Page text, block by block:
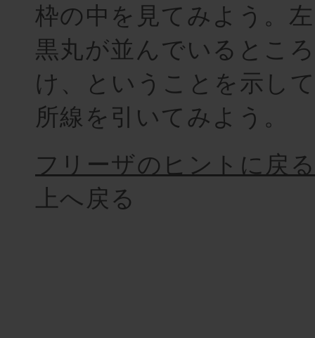
枠の中を見てみよう。
黒丸が並んでいるとこ
け、ということを示し
所線を引いてみよう。
フリーザのヒントに戻る
上へ戻る